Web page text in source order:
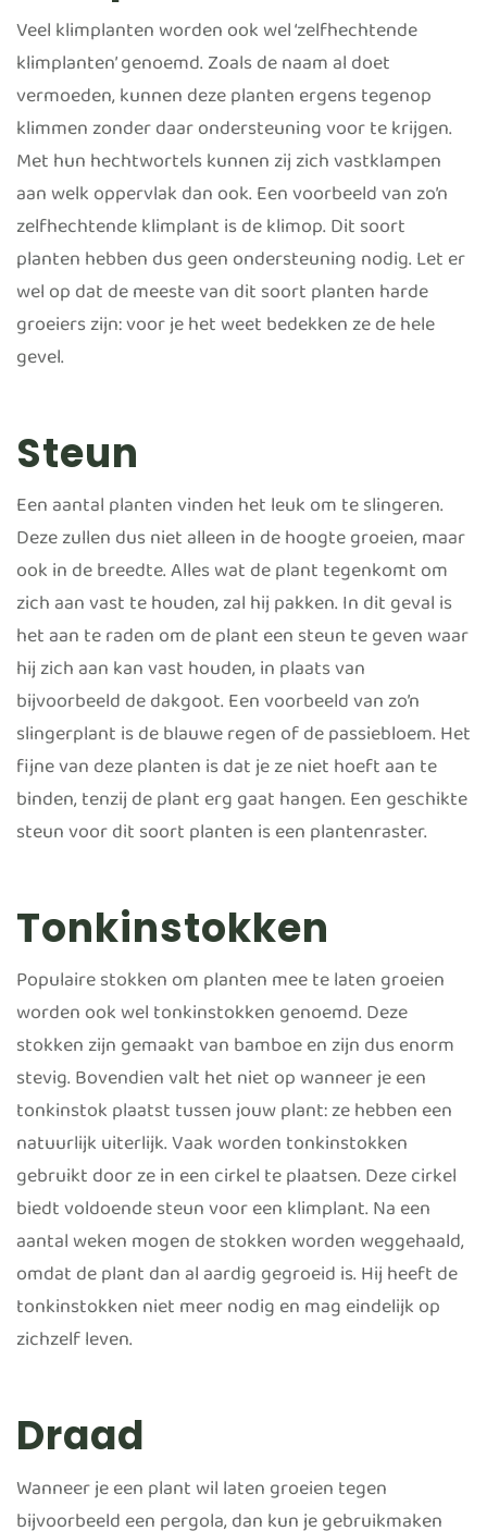
Veel klimplanten worden ook wel ‘zelfhechtende
klimplanten’ genoemd. Zoals de naam al doet
vermoeden, kunnen deze planten ergens tegenop
klimmen zonder daar ondersteuning voor te krijgen.
Met hun hechtwortels kunnen zij zich vastklampen
aan welk oppervlak dan ook. Een voorbeeld van zo’n
zelfhechtende klimplant is de klimop. Dit soort
planten hebben dus geen ondersteuning nodig. Let er
wel op dat de meeste van dit soort planten harde
groeiers zijn: voor je het weet bedekken ze de hele
gevel.
Steun
Een aantal planten vinden het leuk om te slingeren.
Deze zullen dus niet alleen in de hoogte groeien, maar
ook in de breedte. Alles wat de plant tegenkomt om
zich aan vast te houden, zal hij pakken. In dit geval is
het aan te raden om de plant een steun te geven waar
hij zich aan kan vast houden, in plaats van
bijvoorbeeld de dakgoot. Een voorbeeld van zo’n
slingerplant is de blauwe regen of de passiebloem. Het
fijne van deze planten is dat je ze niet hoeft aan te
binden, tenzij de plant erg gaat hangen. Een geschikte
steun voor dit soort planten is een plantenraster.
Tonkinstokken
Populaire stokken om planten mee te laten groeien
worden ook wel tonkinstokken genoemd. Deze
stokken zijn gemaakt van bamboe en zijn dus enorm
stevig. Bovendien valt het niet op wanneer je een
tonkinstok plaatst tussen jouw plant: ze hebben een
natuurlijk uiterlijk. Vaak worden tonkinstokken
gebruikt door ze in een cirkel te plaatsen. Deze cirkel
biedt voldoende steun voor een klimplant. Na een
aantal weken mogen de stokken worden weggehaald,
omdat de plant dan al aardig gegroeid is. Hij heeft de
tonkinstokken niet meer nodig en mag eindelijk op
zichzelf leven.
Draad
Wanneer je een plant wil laten groeien tegen